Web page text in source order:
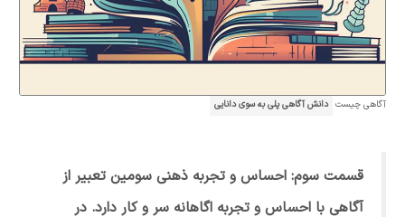
آگاهی چیست دانش آگاهی پلی به سوی دانایی
قسمت سوم: احساس و تجربه ذهنی سومین تعبیر از
آگاهی با احساس و تجربه اگاهانه سر و کار دارد. در